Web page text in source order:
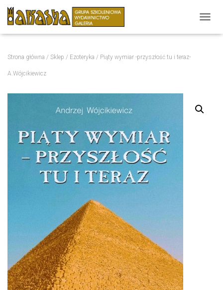
R
Strona główna / Sklep / Ezoteryka / Piąty wymiar -przyszłość tu i teraz-
A.Wójcikiewicz